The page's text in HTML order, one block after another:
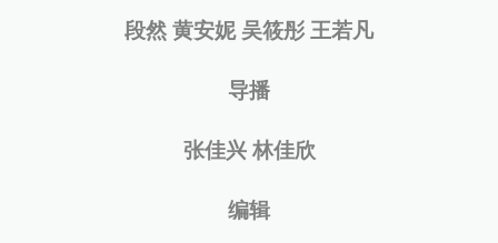
段然 黄安妮 吴筱彤 王若凡
导播
张佳兴 林佳欣
编辑